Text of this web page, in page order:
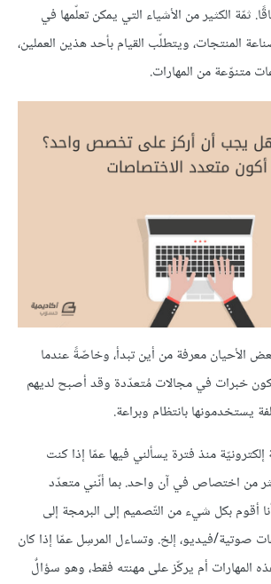
ثمّة الكثير من الأشياء التي يمكن تعلّمها في
المنتجات، ويتطلّب القيام بأحد هذين العملين،
متنوّعة من المهارات.
معرفة من أين تبدأ، وخاصّةً عندما
خبرات في مجالات مُتعدّدة وقد أصبح لديهم
منذ فترة يسألني فيها عمّا إذا كنت
من اختصاص في آن واحد. بما أنّني متعدّد
أقوم بكل شيء من التّصميم إلى البرمجة إلى
صوتية/فيديو، إلخ. وتساءل المرسِل عمّا إذا كان
المهارات أم يركّز على مهنته فقط، وهو سؤالٌ